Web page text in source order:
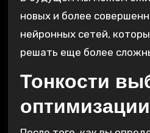
новых и более
нейронных сетей,
решать еще более
Тонкости